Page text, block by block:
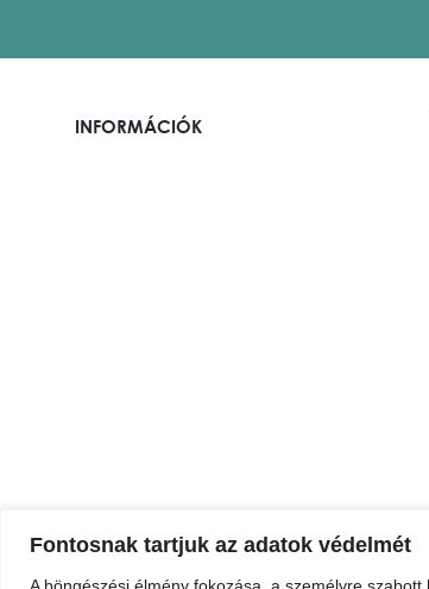
Fontosnak tartjuk az adatok védelmét
A böngészési élmény fokozása, a személyre
INFORMÁCIÓK